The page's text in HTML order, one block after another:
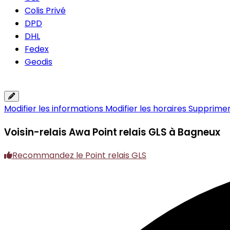
Colis Privé
DPD
DHL
Fedex
Geodis
Modifier les informations Modifier les horaires
Voisin-relais Awa Point relais GLS à Bagneux
Recommandez le Point relais GLS